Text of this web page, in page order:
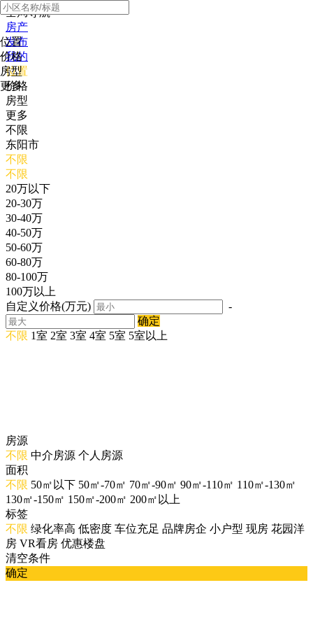
全局导航
房产
发布
我的
位置
价格
房型
更多
位置
价格
房型
更多
不限
东阳市
不限
不限
20万以下
20-30万
30-40万
40-50万
50-60万
60-80万
80-100万
100万以上
自定义价格(万元)
-
确定
不限 1室 2室 3室 4室 5室 5室以上
房源
不限 中介房源 个人房源
面积
不限 50㎡以下 50㎡-70㎡ 70㎡-90㎡ 90㎡-110㎡ 110㎡-130㎡
130㎡-150㎡ 150㎡-200㎡ 200㎡以上
标签
不限 绿化率高 低密度 车位充足 品牌房企 小户型 现房 花园洋
房 VR看房 优惠楼盘
清空条件
确定